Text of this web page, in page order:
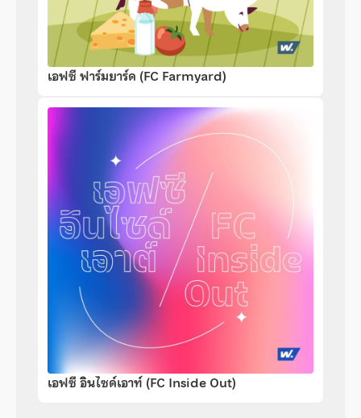
เอฟซี ฟาร์มยาร์ด (FC Farmyard)
เอฟซี อินไซด์เอาท์ (FC Inside Out)